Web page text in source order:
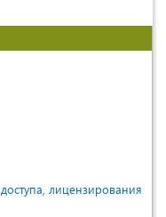
лицензирования